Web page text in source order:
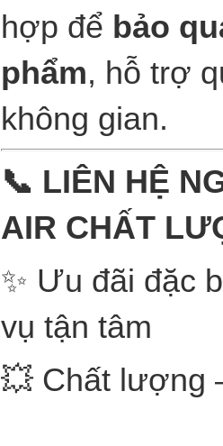
hợp để bảo
phẩm, hỗ trợ
không gian.
📞 LIÊN HỆ
AIR CHẤT
✨ Ưu đãi đặc
vụ tận tâm
💥 Chất lượng